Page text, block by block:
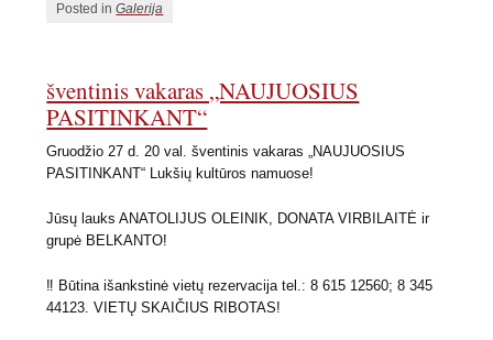
Posted inGalerija
šventinis vakaras „NAUJUOSIUS
PASITINKANT“
Gruodžio 27 d. 20 val. šventinis vakaras „NAUJUOSIUS
PASITINKANT“ Lukšių kultūros namuose!
Jūsų lauks ANATOLIJUS OLEINIK, DONATA VIRBILAITĖ ir
grupė BELKANTO!
‼ Būtina išankstinė vietų rezervacija tel.: 8 615 12560; 8 345
44123. VIETŲ SKAIČIUS RIBOTAS!